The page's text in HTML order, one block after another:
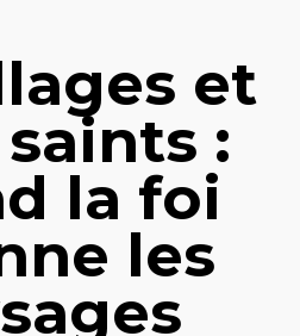
et
:
la foi
les